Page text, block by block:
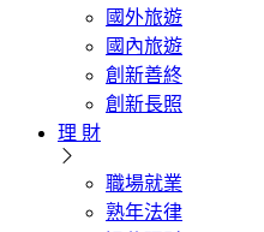
國外旅遊
國內旅遊
創新善終
創新長照
理 財
職場就業
熟年法律